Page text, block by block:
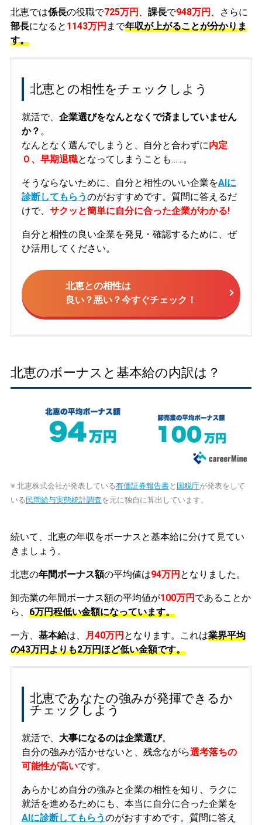
北恵では係長の役職で725万円 課長で948万円
、さらに
部長になると 1143万円 まで年収が上がることが分かりま
す。
北恵との相性をチェックしよう
就活で、 企業選びをなんとなくで済ましていません
か？ 。
なんとなく選んでしまうと、自分と合わずに内定
０、早期退職となってしまうことも……。
そうならないために、自分と相性のいい企業をAIに
診断してもらうのがおすすめです。質問に答えるだ
けで、 サクッと簡単に自分に合った企業がわかる!
自分と相性の良い企業を発見・確認するために、ぜ
ひ活用してください。
北恵との相性は
良い？悪い？今すぐチェック！
北恵のボーナスと基本給の内訳は？
※ 北恵株式会社が発表している有価証券報告書と 国税庁が発表をして
いる 民間給与実態統計調査を元に独自に算出しています。
続いて、北恵の年収をボーナスと基本給に分けて見てい
きましょう。
北恵の年間ボーナス額の平均値は94万円 となりました。
卸売業の年間ボーナス額の平均値が100万円 であることか
ら、 6万円程低い金額になっています。
一方、 基本給は、 月40万円 となります。これは業界平均
の43万円よりも2万円ほど低い金額です。
北恵であなたの強みが発揮できるか
チェックしよう
就活で、 大事になるのは企業選び。
自分の強みが活かせないと、残念ながら選考落ちの
可能性が高いです。
あらかじめ自分の強みと企業の相性を知り、ラクに
就活を進めるためにも、本当に自分に合った企業を
AIに診断してもらうのがおすすめです。質問に答え